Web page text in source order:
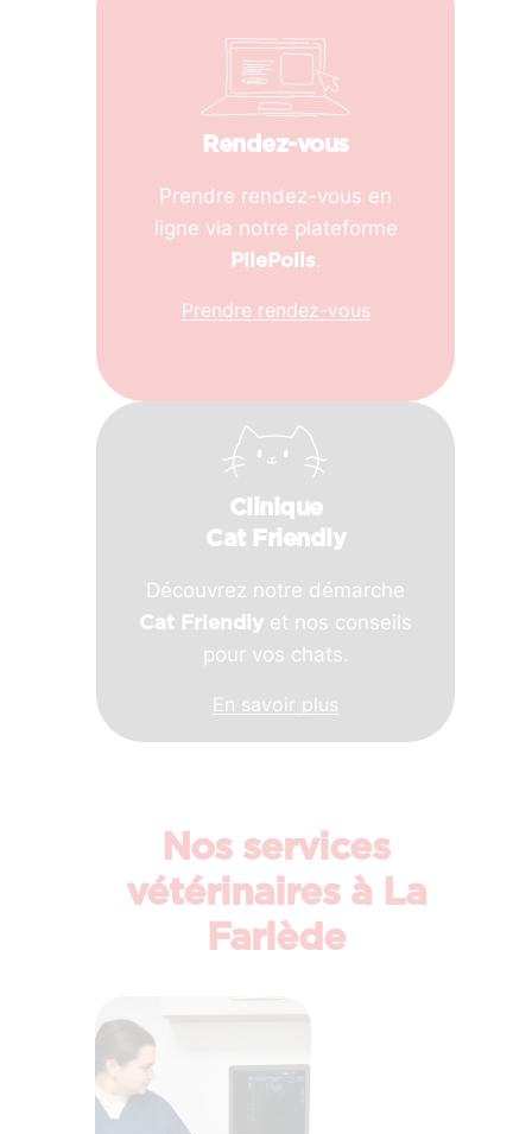
Rendez-vous
Prendre rendez-vous en
ligne via notre plateforme
PilePoils.
Prendre rendez-vous
Clinique
Cat Friendly
Découvrez notre démarche
Cat Friendly et nos conseils
pour vos chats.
En savoir plus
Nos services
vétérinaires à La
Farlède